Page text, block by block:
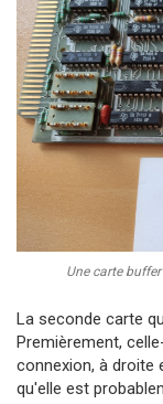
Une carte
La seconde carte
Premièrement,
connexion, à droite
qu'elle est